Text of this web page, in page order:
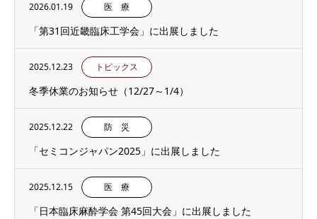
2026.01.19 医 療
「第31回近畿臨床工学会」に出展しました
2025.12.23 トピックス
冬季休業のお知らせ（12/27～1/4）
2025.12.22 防 災
「セミコンジャパン2025」に出展しました
2025.12.15 医 療
「日本臨床麻酔学会 第45回大会」に出展しました